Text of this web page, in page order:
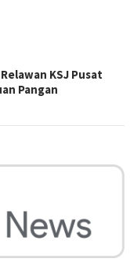
KSJ Pusat
Pangan